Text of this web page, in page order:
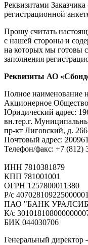
Реквизитами
регистрационной
Прошу считать
с нашей стороны и
на которых мы готовы
заполнения
Реквизиты АО
Полное наименование
Акционерное
Юридический адрес:
вн.тер.г.
пр-кт Лиговский, д.
Почтовый адрес:
Телефон/факс: +7 (812)
ИНН 7810381879
КПП 781001001
ОГРН 1257800011380
Р/с
ПАО "БАНК УРАЛСИБ"
К/с
БИК 044030706
Генеральный директор